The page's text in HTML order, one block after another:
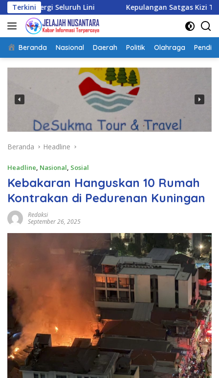
Langsung
ke
konten
Terkini
Lini Kepulangan Satgas Kizi TNI Kontingen
Beranda Nasional Daerah Politik Olahraga
Beranda Headline
Headline, Nasional, Sosial
Kebakaran Hanguskan 10 Rumah
Kontrakan di Pedurenan Kuningan
Redaksi
September 26, 2025